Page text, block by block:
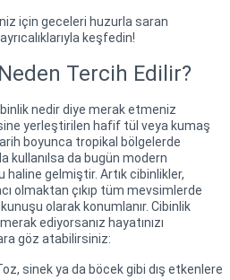
için geceleri huzurla saran
keşfedin!
Tercih Edilir?
nedir diye merak etmeniz
yerleştirilen hafif tül veya kumaş
boyunca tropikal bölgelerde
kullanılsa da bugün modern
gelmiştir. Artık cibinlikler,
olmaktan çıkıp tüm mevsimlerde
olarak konumlanır. Cibinlik
ediyorsanız hayatınızı
göz atabilirsiniz:
sinek ya da böcek gibi dış etkenlere